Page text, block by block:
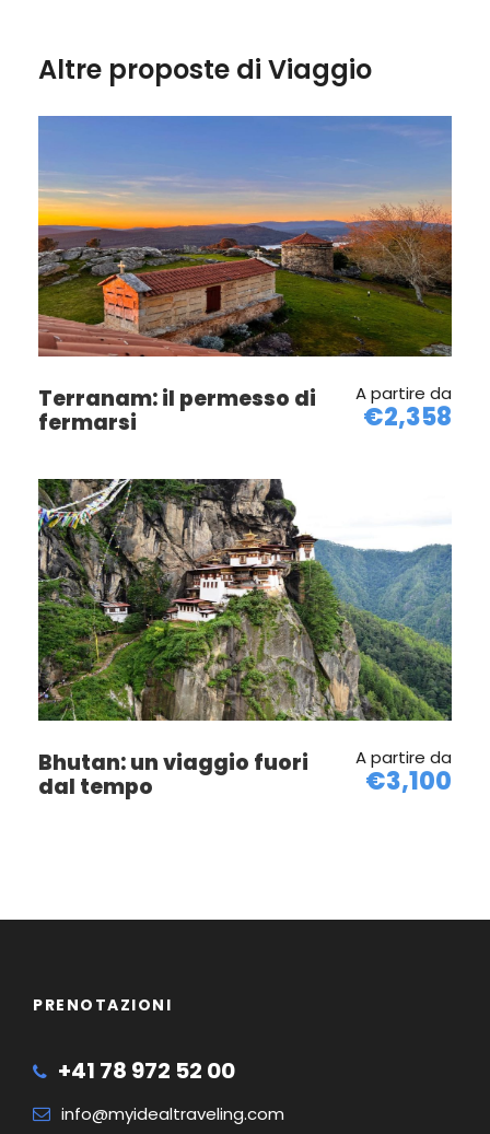
Altre proposte di Viaggio
Terranam: il permesso di
fermarsi
A partire da
€2,358
Bhutan: un viaggio fuori
dal tempo
A partire da
€3,100
PRENOTAZIONI
+41 78 972 52 00
info@myidealtraveling.com